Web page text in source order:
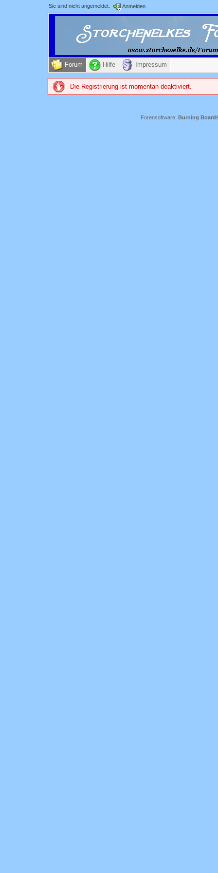
Sie sind nicht angemeldet. Anmelden
Forum Hilfe Impressum
Die Registrierung ist momentan deaktiviert.
Forensoftware: Burning